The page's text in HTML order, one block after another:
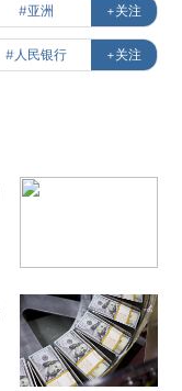
#亚洲 +关注
#人民银行 +关注